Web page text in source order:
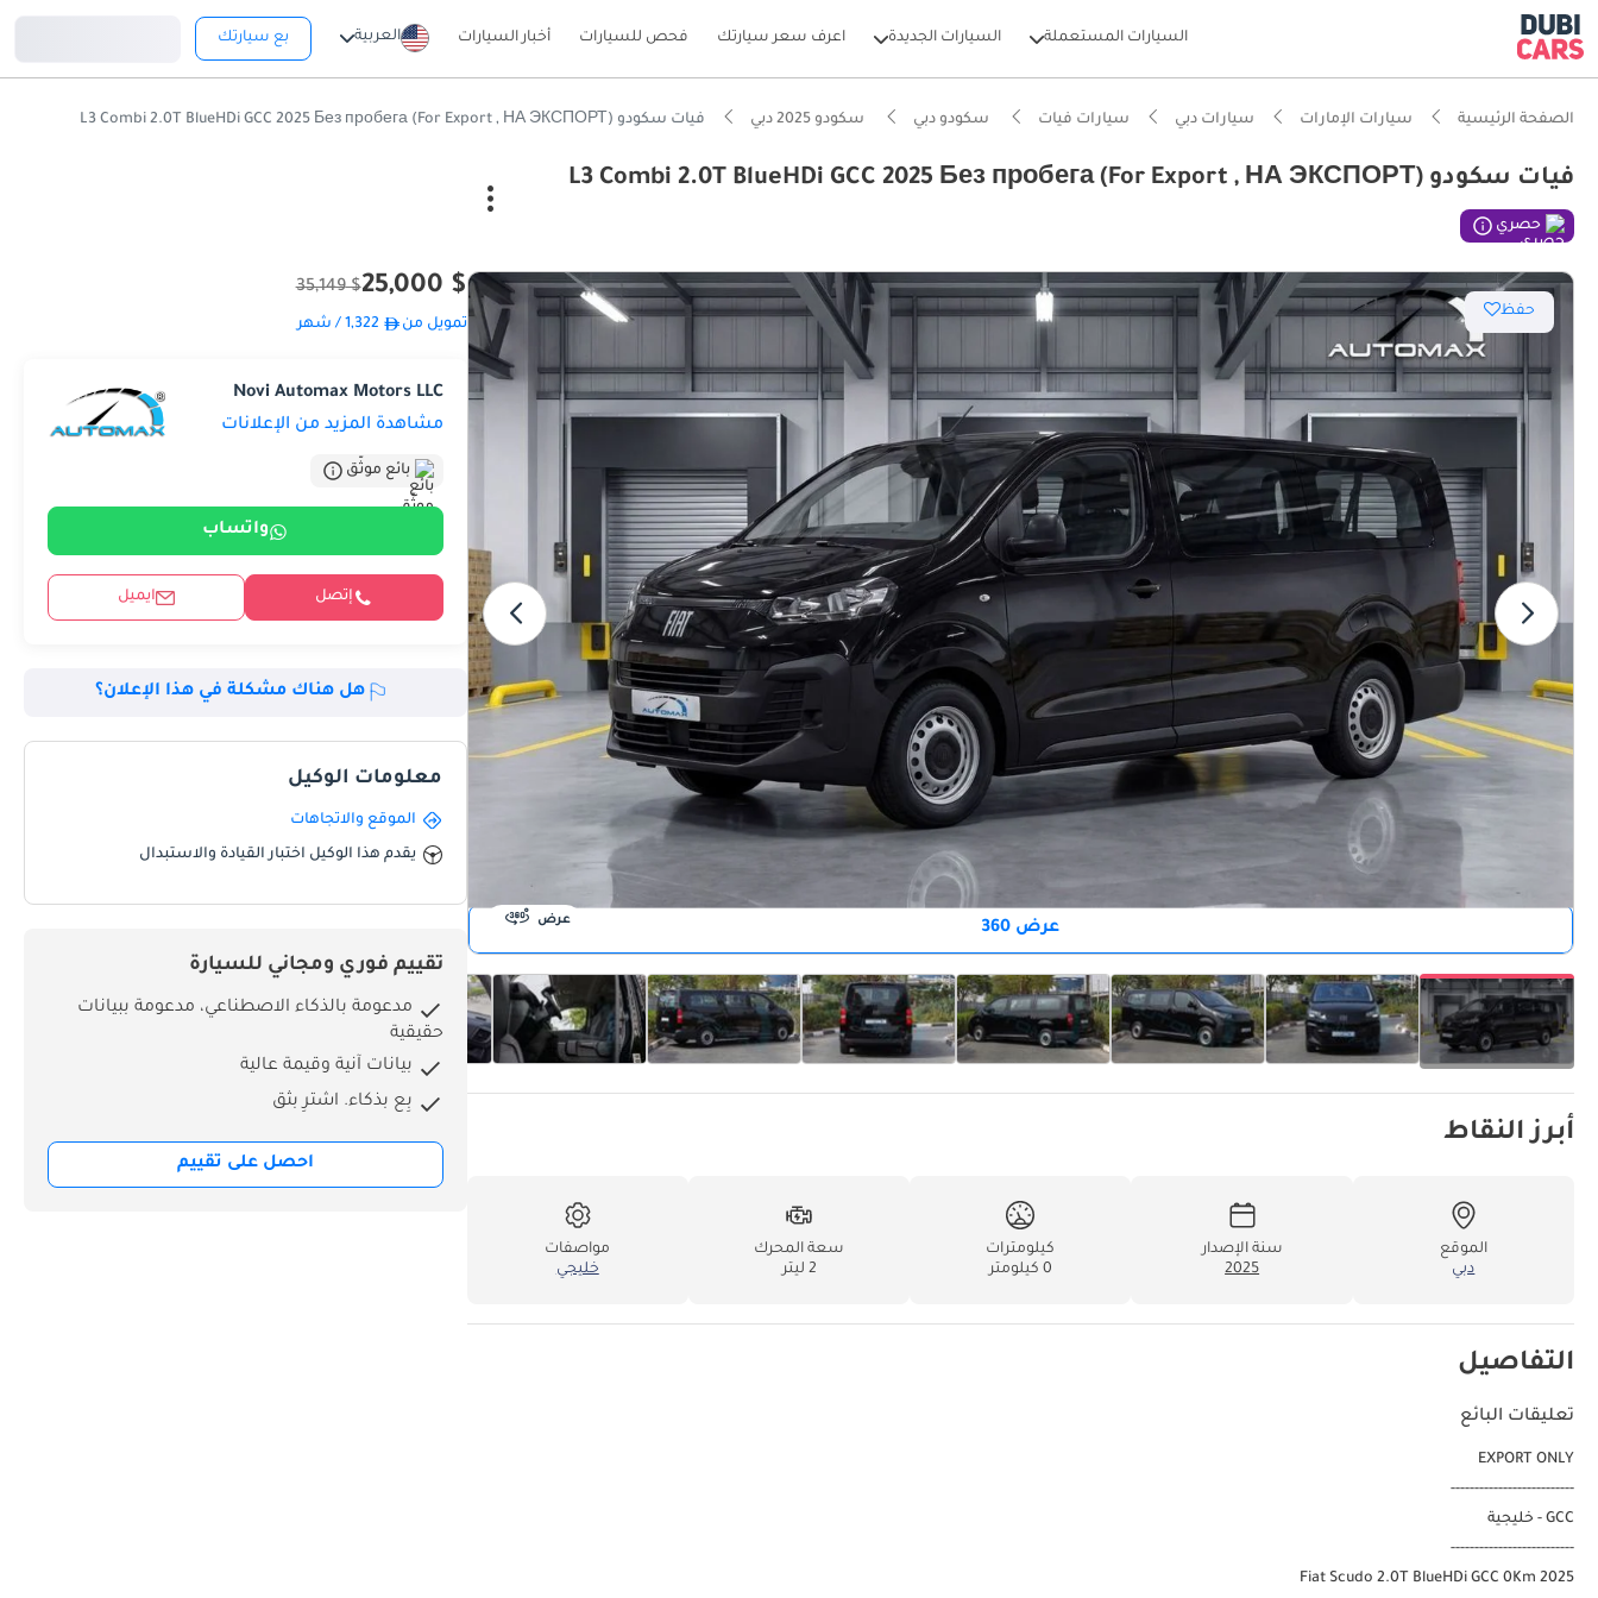
السيارات المستعملة السيارات الجديدة اعرف سعر سيارتك فحص للسيارات أخبار السيارات العربية بع سيارتك
الصفحة الرئيسية سيارات الإمارات سيارات دبي سيارات فيات سكودو دبي سكودو 2025 دبي فيات سكودو (For Export , НА ЭКСПОРТ) L3 Combi 2.0T BlueHDi GCC 2025 Без пробега
فيات سكودو (For Export , НА ЭКСПОРТ) L3 Combi 2.0T BlueHDi GCC 2025 Без пробега
حصري
عرض 360 عرض
حفظ
أبرز النقاط
الموقع
دبي
سنة الإصدار
2025
كيلومترات
0 كيلومتر
سعة المحرك
2 ليتر
مواصفات
خليجي
التفاصيل
تعليقات البائع
EXPORT ONLY
--------------------------
GCC - خليجية
--------------------------
2025 Fiat Scudo 2.0T BlueHDi GCC 0Km
$ 25,000
$ 35,149
تمويل من 1,322 / شهر
Novi Automax Motors LLC
مشاهدة المزيد من الإعلانات
بائع موثّق
واتساب
إتصل ايميل
هل هناك مشكلة في هذا الإعلان؟
معلومات الوكيل
الموقع والاتجاهات
يقدم هذا الوكيل اختبار القيادة والاستبدال
تقييم فوري ومجاني للسيارة
مدعومة بالذكاء الاصطناعي، مدعومة ببيانات
حقيقية
بيانات آنية وقيمة عالية
بِع بذكاء. اشترِ بثق
احصل على تقييم